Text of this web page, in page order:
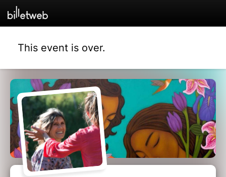
This event is over.